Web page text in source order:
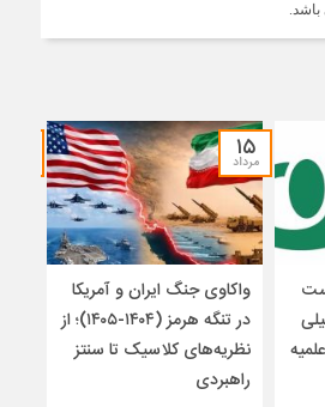
۱۵
مرداد
واکاوی جنگ ایران و آمریکا
در تنگه هرمز (۱۴۰۴-۱۴۰۵)؛ از
نظریه‌های کلاسیک تا سنتز
راهبردی